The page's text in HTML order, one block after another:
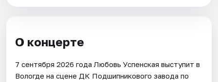
О концерте
7 сентября 2026 года Любовь Успенская выступит в
Вологде на сцене ДК Подшипникового завода по